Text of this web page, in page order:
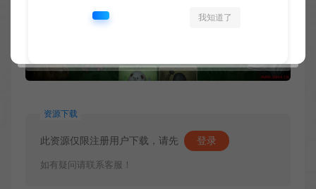
资源下载
此资源仅限注册用户下载，请先 登录
如有疑问请联系客服！
我知道了